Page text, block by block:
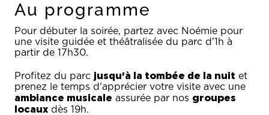
Au programme
Pour débuter la soirée, partez avec Noémie pour
une visite guidée et théâtralisée du parc d'1h à
partir de 17h30.
Profitez du parc jusqu'à la tombée de la nuit et
prenez le temps d'apprécier votre visite avec une
ambiance musicale assurée par nos groupes
locaux dès 19h.